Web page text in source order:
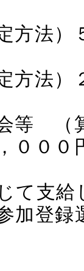
方法）
方法）
等 （
０００
て支給
加登録